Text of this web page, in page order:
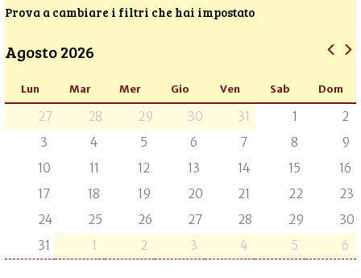
Prova a cambiare i filtri che hai impostato
Agosto 2026
Lun Mar Mer Gio Ven Sab Dom
27 28 29 30 31 1
2
3
4 5 6 7 8
9
10
11 12 13 14 15
16
17
18 19 20 21 22
23
24
25 26 27 28 29
30
31
1 2 3 4 5 6